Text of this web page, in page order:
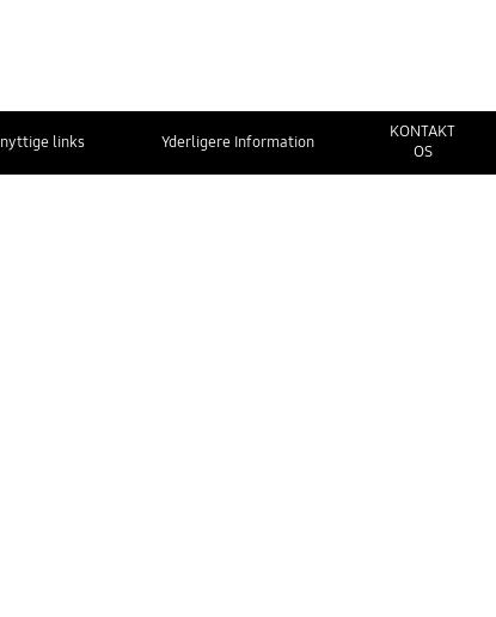
nyttige links Yderligere Information
KONTAKT
OS